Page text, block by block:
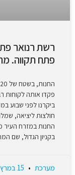
רשת רנואר
פתח תקווה. מחירים?
פקדו אותה לקוחות
החנות במזרח העיר
בקניון הגדול, שם
מערכת